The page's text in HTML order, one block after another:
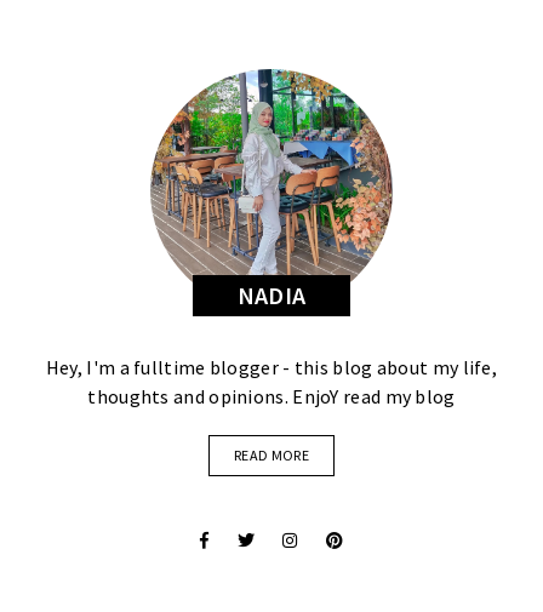
NADIA
Hey, I'm a fulltime blogger - this blog about my life,
thoughts and opinions. EnjoY read my blog
READ MORE